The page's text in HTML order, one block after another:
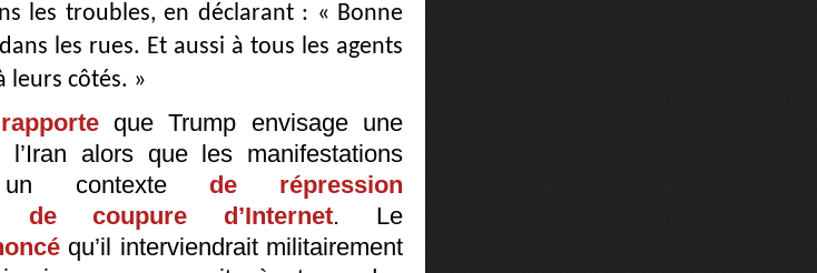
les troubles, en déclarant : « Bonne
les rues. Et aussi à tous les agents
leurs côtés. »
rapporteque Trump envisage une
l’Iran alors que les manifestations
un contexte de répression
de coupure d’Internet. Le
qu’il interviendrait militairement